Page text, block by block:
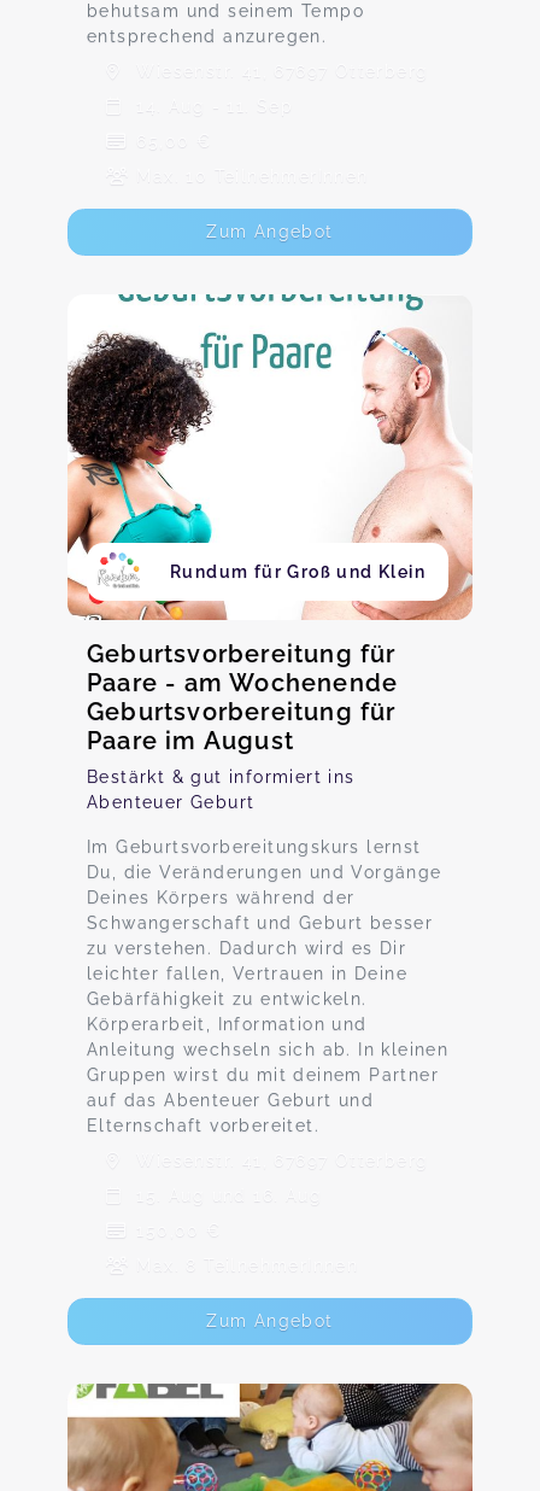
behutsam und seinem Tempo
entsprechend anzuregen.
Wiesenstr. 41, 67697 Otterberg
14. Aug - 11. Sep
65,00 €
Max. 10 TeilnehmerInnen
Zum Angebot
Rundum für Groß und Klein
Geburtsvorbereitung für
Paare - am Wochenende
Geburtsvorbereitung für
Paare im August
Bestärkt & gut informiert ins
Abenteuer Geburt
Im Geburtsvorbereitungskurs lernst
Du, die Veränderungen und Vorgänge
Deines Körpers während der
Schwangerschaft und Geburt besser
zu verstehen. Dadurch wird es Dir
leichter fallen, Vertrauen in Deine
Gebärfähigkeit zu entwickeln.
Körperarbeit, Information und
Anleitung wechseln sich ab. In kleinen
Gruppen wirst du mit deinem Partner
auf das Abenteuer Geburt und
Elternschaft vorbereitet.
Wiesenstr. 41, 67697 Otterberg
15. Aug und 16. Aug
150,00 €
Max. 8 TeilnehmerInnen
Zum Angebot